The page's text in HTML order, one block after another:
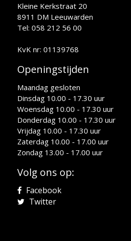
Kleine Kerkstraat 20
8911 DM Leeuwarden
Tel: 058 212 56 00
KvK nr: 01139768
Openingstijden
Maandag gesloten
Dinsdag 10.00 - 17.30 uur
Woensdag 10.00 - 17.30 uur
Donderdag 10.00 - 17.30 uur
Vrijdag 10.00 - 17.30 uur
Zaterdag 10.00 - 17.00 uur
Zondag 13.00 - 17.00 uur
Volg ons op:
Facebook
Twitter